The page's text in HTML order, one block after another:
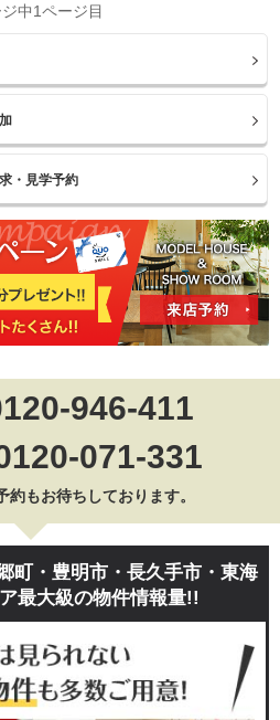
中1ページ目
946-411
071-331
約もお待ちしております。
町・豊明市・長久手市・東海
最大級の物件情報量!!